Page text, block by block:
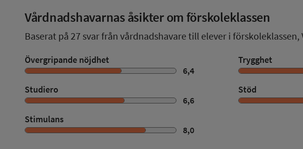
Vårdnadshavarnas åsikter om förskoleklassen
Baserat på 27 svar från vårdnadshavare till elever i förskoleklassen,
Övergripande nöjdhet
6,4
Trygghet
Studiero
6,6
Stöd
Stimulans
8,0